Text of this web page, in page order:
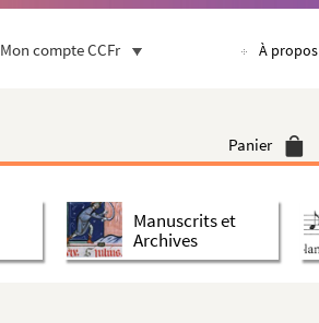
Mon compte CCFr À propos
Panier
Manuscrits et
Archives